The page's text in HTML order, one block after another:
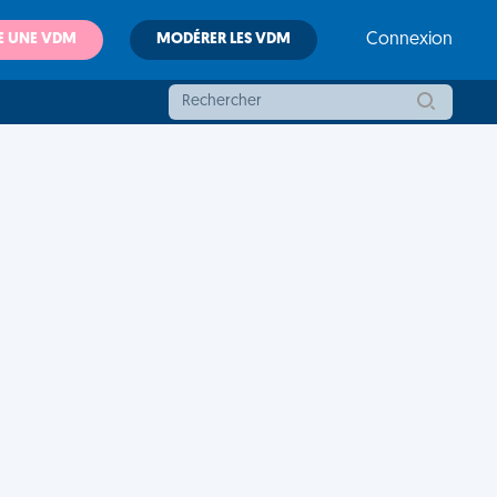
UNE VDM MODÉRER LES VDM Connexion